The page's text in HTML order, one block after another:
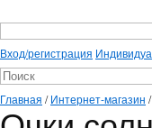
Вход/регистрация
Главная /Интернет-магазин /